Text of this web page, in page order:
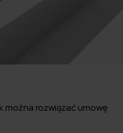
można rozwiązać umowę